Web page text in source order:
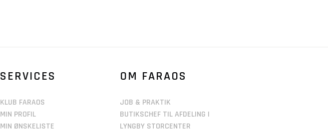
SERVICES
KLUB FARAOS
MIN PROFIL
MIN ØNSKELISTE
OM FARAOS
JOB & PRAKTIK
BUTIKSCHEF TIL AFDELING I
LYNGBY STORCENTER